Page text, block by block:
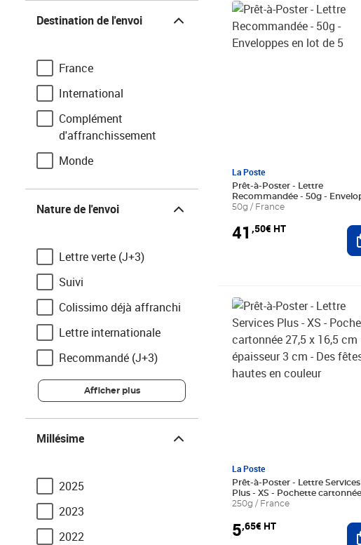
Destination de l'envoi
France
International
Complément
d'affranchissement
Monde
Nature de l'envoi
Lettre verte (J+3)
Suivi
Colissimo déjà affranchi
Lettre internationale
Recommandé (J+3)
Afficher plus
Millésime
2025
2023
2022
La Poste
Prêt-à-Poster - Lettre
Recommandée - 50g -
en lot de 5
50g / France
41 ,50€ HT
Prix 41,50€ HT
La Poste
Prêt-à-Poster - Lettre Services
Plus - XS - Pochette cartonnée
27,5 x 16,5 cm – épaisseur 3 cm
250g / France
5,65€ HT
Prix 5,65€ HT